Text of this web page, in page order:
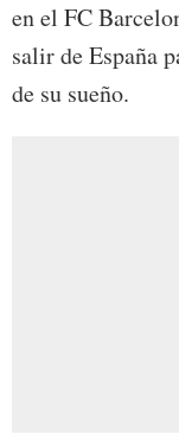
en el FC
salir de España
de su sueño.